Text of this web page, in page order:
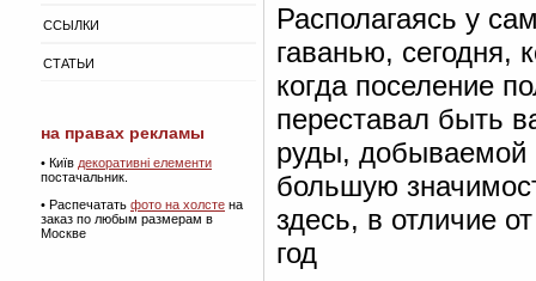
ССЫЛКИ
СТАТЬИ
на правах рекламы
• Київ декоративні елементи
постачальник.
• Распечатать фото на холсте на
заказ по любым размерам в
Москве
Располагаясь у
гаванью, сегодня,
когда поселение
переставал быть
руды, добываемой
большую
здесь, в отличие
год